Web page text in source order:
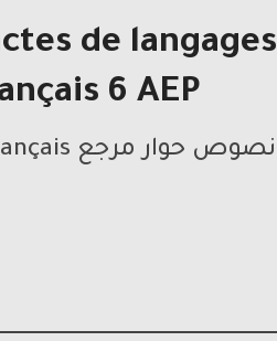
de langages
6 AEP